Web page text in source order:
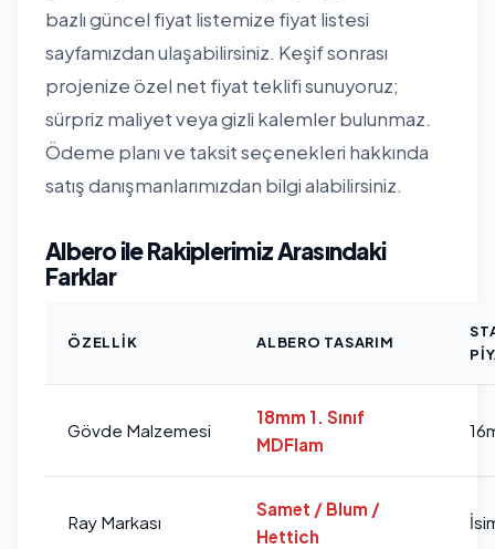
bazlı güncel fiyat listemize fiyat listesi
sayfamızdanulaşabilirsiniz. Keşif sonrası
projenize özel net fiyat teklifi sunuyoruz;
sürpriz maliyet veya gizli kalemler bulunmaz.
Ödeme planı ve taksit seçenekleri hakkında
satış danışmanlarımızdan bilgi alabilirsiniz.
Albero ile Rakiplerimiz Arasındaki
Farklar
ÖZELLIK ALBERO TASARIM
Gövde Malzemesi
18mm 1. Sınıf
MDFlam
Ray Markası
Samet / Blum /
Hettich